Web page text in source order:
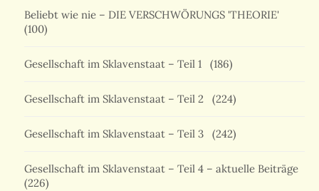
Beliebt wie nie – DIE VERSCHWÖRUNGS 'THEORIE'
(100)
Gesellschaft im Sklavenstaat – Teil 1 (186)
Gesellschaft im Sklavenstaat – Teil 2 (224)
Gesellschaft im Sklavenstaat – Teil 3 (242)
Gesellschaft im Sklavenstaat – Teil 4 – aktuelle Beiträge
(226)